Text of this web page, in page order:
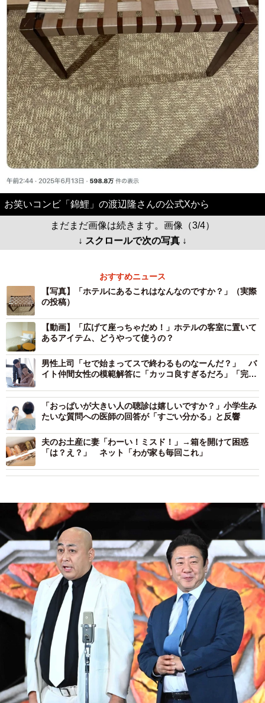
お笑いコンビ「錦鯉」の渡辺隆さんの公式Xから
まだまだ画像は続きます。画像（3/4）
↓ スクロールで次の写真 ↓
おすすめニュース
【写真】「ホテルにあるこれはなんなのですか？」（実際
の投稿）
【動画】「広げて座っちゃだめ！」ホテルの客室に置いて
あるアイテム、どうやって使うの？
男性上司「セで始まってスで終わるものなーんだ？」 バ
イト仲間女性の模範解答に「カッコ良すぎるだろ」「完璧
「おっぱいが大きい人の聴診は嬉しいですか？」小学生み
たいな質問への医師の回答が「すごい分かる」と反響
夫のお土産に妻「わーい！ミスド！」→箱を開けて困惑
「は？え？」 ネット「わが家も毎回これ」